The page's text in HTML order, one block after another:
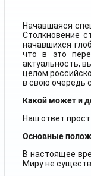
Начавшаяся
Столкновение
начавшихся
что в это
актуальность,
целом
в свою очередь
Какой может и
Наш ответ
Основные
В настоящее
Миру не